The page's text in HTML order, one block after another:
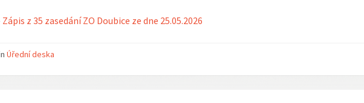
Zápis z 35 zasedání ZO Doubice ze dne 25.05.2026
Úřední deska